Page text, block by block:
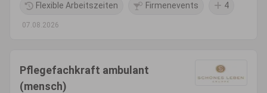
Flexible Arbeitszeiten Firmenevents 4
07.08.2026
Pflegefachkraft ambulant
(mensch)